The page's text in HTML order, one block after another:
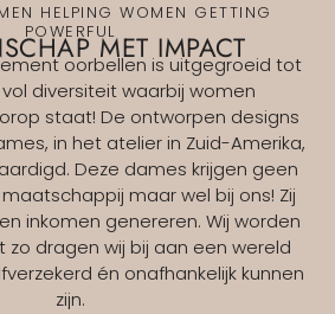
HELPING WOMEN GETTING
POWERFULMET IMPACT
oorbellen is uitgegroeid tot
diversiteit waarbij women
staat! De ontworpen designs
in het atelier in Zuid-Amerika,
Deze dames krijgen geen
maar wel bij ons! Zij
inkomen genereren. Wij worden
zo dragen wij bij aan een wereld
én onafhankelijk kunnen
zijn.